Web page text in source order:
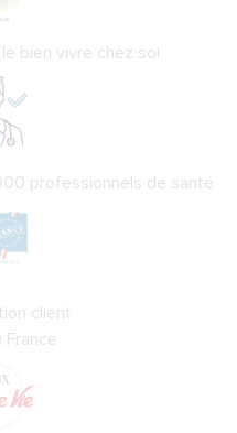
bien vivre chez soi
professionnels de santé
client
France